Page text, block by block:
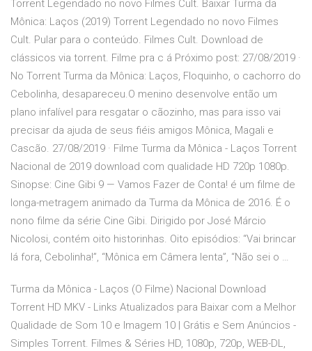
Torrent Legendado no novo Filmes Cult. Baixar Turma da
Mônica: Laços (2019) Torrent Legendado no novo Filmes
Cult. Pular para o conteúdo. Filmes Cult. Download de
clássicos via torrent. Filme pra c á Próximo post: 27/08/2019 ·
No Torrent Turma da Mônica: Laços, Floquinho, o cachorro do
Cebolinha, desapareceu.O menino desenvolve então um
plano infalível para resgatar o cãozinho, mas para isso vai
precisar da ajuda de seus fiéis amigos Mônica, Magali e
Cascão. 27/08/2019 · Filme Turma da Mônica - Laços Torrent
Nacional de 2019 download com qualidade HD 720p 1080p.
Sinopse: Cine Gibi 9 — Vamos Fazer de Conta! é um filme de
longa-metragem animado da Turma da Mônica de 2016. É o
nono filme da série Cine Gibi. Dirigido por José Márcio
Nicolosi, contém oito historinhas. Oito episódios: “Vai brincar
lá fora, Cebolinha!”, “Mônica em Câmera lenta”, “Não sei o …
Turma da Mônica - Laços (O Filme) Nacional Download
Torrent HD MKV - Links Atualizados para Baixar com a Melhor
Qualidade de Som 10 e Imagem 10 | Grátis e Sem Anúncios -
Simples Torrent. Filmes & Séries HD, 1080p, 720p, WEB-DL,